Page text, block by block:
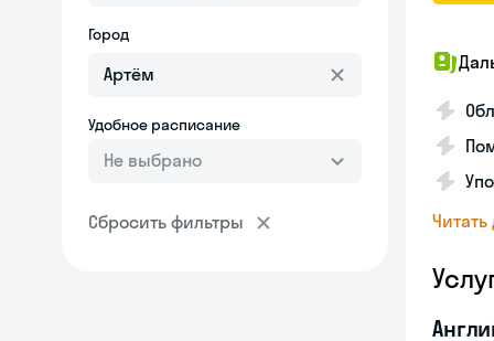
Город
Удобное расписание
Не выбрано
Сбросить фильтры